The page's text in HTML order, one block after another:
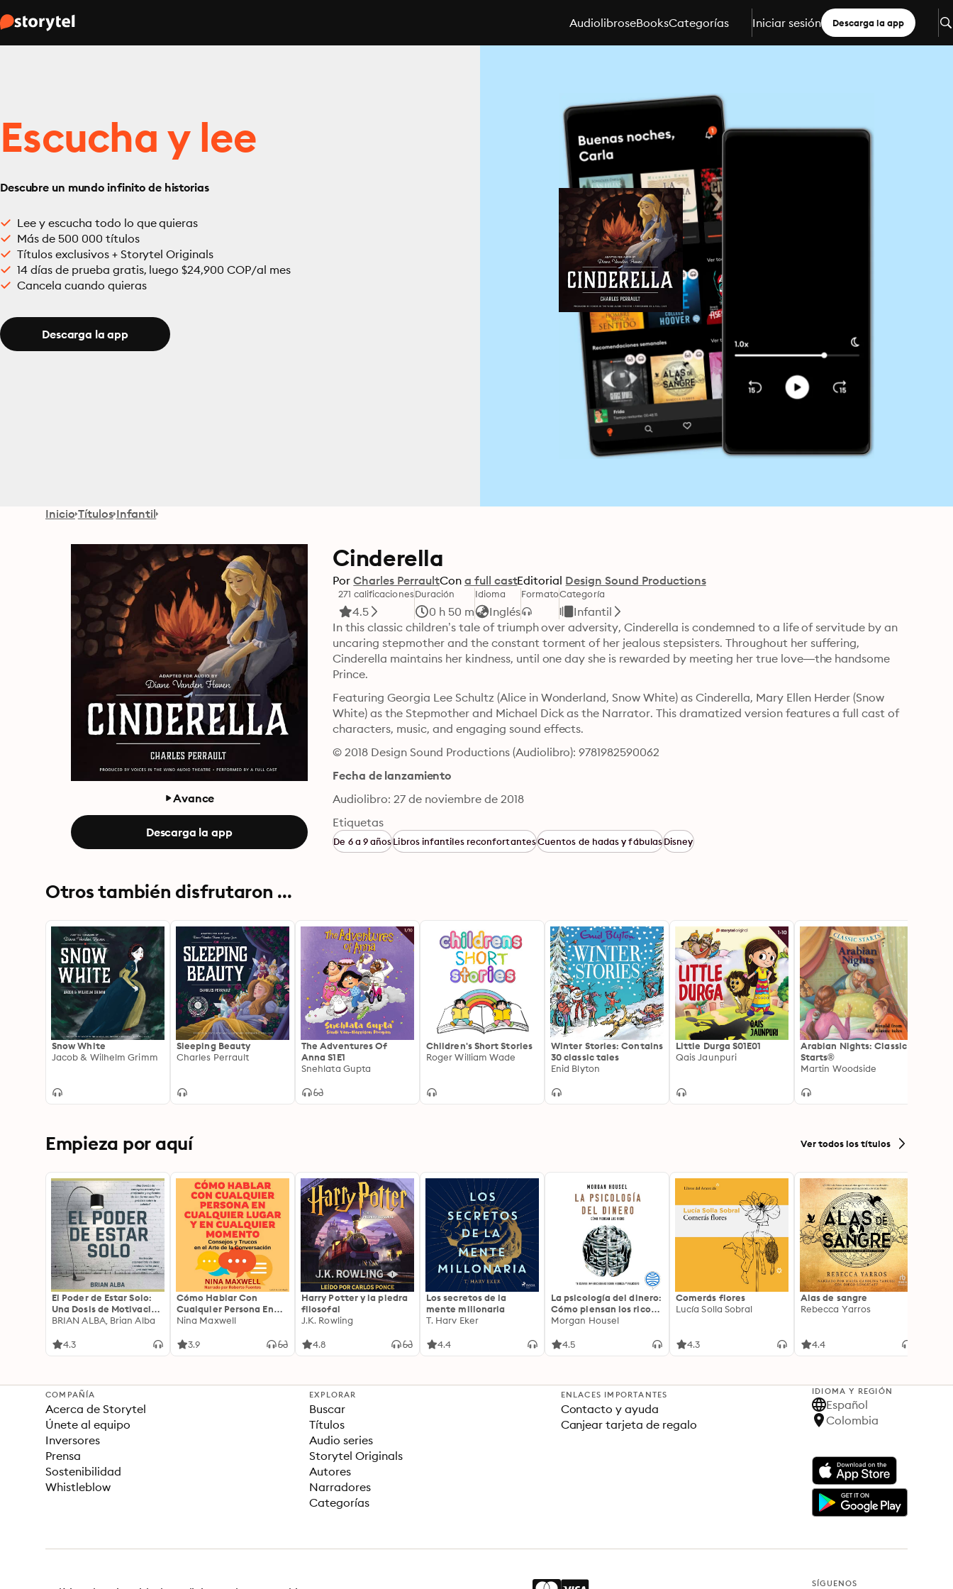
AudiolibroseBooksCategorías Iniciar sesión Descarga la app
Escucha y lee
Descubre un mundo infinito de historias
Lee y escucha todo lo que quieras
Más de 500 000 títulos
Títulos exclusivos + Storytel Originals
14 días de prueba gratis, luego $24,900 COP/al mes
Cancela cuando quieras
Descarga la app
Inicio Títulos Infantil
Avance
Descarga la app
Cinderella
Por Charles PerraultCon a full castEditorial Design Sound Productions
271 calificaciones
4.5
Duración
0 h 50 m
Idioma
Inglés
FormatoCategoría
Infantil
In this classic children’s tale of triumph over adversity, Cinderella is condemned to a life of servitude by an
uncaring stepmother and the constant torment of her jealous stepsisters. Throughout her suffering,
Cinderella maintains her kindness, until one day she is rewarded by meeting her true love—the handsome
Prince.
Featuring Georgia Lee Schultz (Alice in Wonderland, Snow White) as Cinderella, Mary Ellen Herder (Snow
White) as the Stepmother and Michael Dick as the Narrator. This dramatized version features a full cast of
characters, music, and engaging sound effects.
© 2018 Design Sound Productions (Audiolibro): 9781982590062
Fecha de lanzamiento
Audiolibro: 27 de noviembre de 2018
Etiquetas
De 6 a 9 añosLibros infantiles reconfortantesCuentos de hadas y fábulasDisney
Otros también disfrutaron ...
Snow White
Jacob & Wilhelm Grimm
Sleeping Beauty
Charles Perrault
The Adventures Of
Anna S1E1
Snehlata Gupta
Children's Short Stories
Roger William Wade
Winter Stories: Contains
30 classic tales
Enid Blyton
Little Durga S01E01
Qais Jaunpuri
Arabian Nights: Classic
Starts®
Martin Woodside
Empieza por aquí Ver todos los títulos
El Poder de Estar Solo:
Una Dosis de Motivación
Acompañada de Ideas
una Vida Mejor
BRIAN ALBA, Brian Alba
4.3
Cómo Hablar Con
Cualquier Persona En
Cualquier Lugar Y En
Nina Maxwell
3.9
Harry Potter y la piedra
filosofal
J.K. Rowling
4.8
Los secretos de la
mente millonaria
T. Harv Eker
4.4
La psicología del dinero:
Cómo piensan los ricos:
18 claves imperecederas
Morgan Housel
4.5
Comerás flores
Lucía Solla Sobral
4.3
Alas de sangre
Rebecca Yarros
4.4
COMPAÑÍA
Acerca de Storytel
Únete al equipo
Inversores
Prensa
Sostenibilidad
Whistleblow
EXPLORAR
Buscar
Títulos
Audio series
Storytel Originals
Autores
Narradores
Categorías
ENLACES IMPORTANTES
Contacto y ayuda
Canjear tarjeta de regalo
IDIOMA Y REGIÓN
Español
Colombia
SÍGUENOS